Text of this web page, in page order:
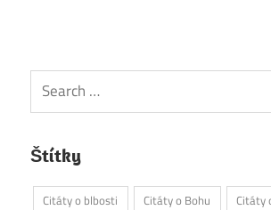
Štítky
Citáty o blbosti Citáty o Bohu
Citáty